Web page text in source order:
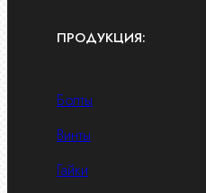
ПРОДУКЦИЯ:
Болты
Винты
Гайки